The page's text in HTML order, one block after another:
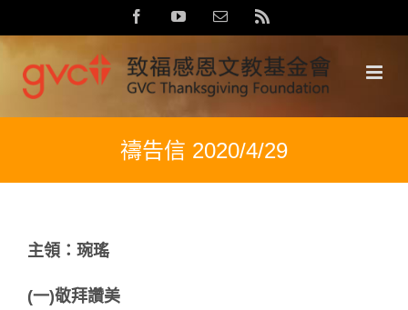
to
content
FacebookYouTubeEmail:
禱告信 2020/4/29
主領：琬瑤
(一)敬拜讚美